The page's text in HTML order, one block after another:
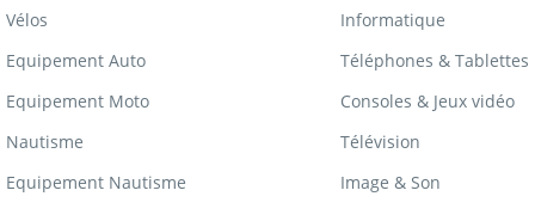
Vélos
Equipement Auto
Equipement Moto
Nautisme
Equipement Nautisme
Informatique
Téléphones & Tablettes
Consoles & Jeux vidéo
Télévision
Image & Son